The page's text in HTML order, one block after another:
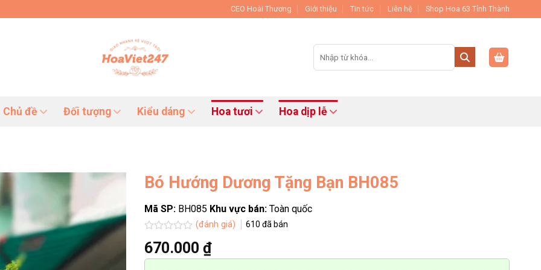
CEO Hoài Thương Giới thiệu Tin tức Liên hệ Shop Hoa 63 Tỉnh Thành
Tìm
kiếm:
Chủ đề Đối tượng Kiểu dáng Hoa tươi Hoa dịp lễ
Bó Hướng Dương Tặng Bạn BH085
Mã SP: BH085 Khu vực bán: Toàn quốc
xếp
hạng
(đánh giá) 610 đã bán
670.000 ₫